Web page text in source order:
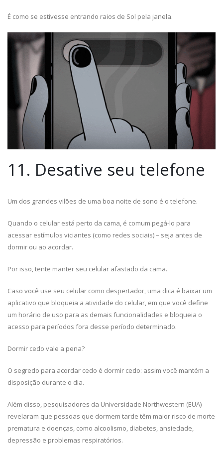
É como se estivesse entrando raios de Sol pela janela.
11. Desative seu telefone
Um dos grandes vilões de uma boa noite de sono é o telefone.
Quando o celular está perto da cama, é comum pegá-lo para
acessar estímulos viciantes (como redes sociais) – seja antes de
dormir ou ao acordar.
Por isso, tente manter seu celular afastado da cama.
Caso você use seu celular como despertador, uma dica é baixar um
aplicativo que bloqueia a atividade do celular, em que você define
um horário de uso para as demais funcionalidades e bloqueia o
acesso para períodos fora desse período determinado.
Dormir cedo vale a pena?
O segredo para acordar cedo é dormir cedo: assim você mantém a
disposição durante o dia.
Além disso, pesquisadores da Universidade Northwestern (EUA)
revelaram que pessoas que dormem tarde têm maior risco de morte
prematura e doenças, como alcoolismo, diabetes, ansiedade,
depressão e problemas respiratórios.